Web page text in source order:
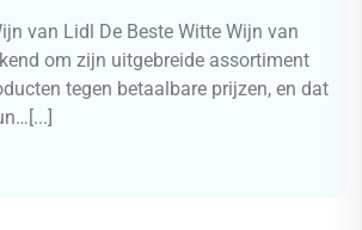
van Lidl De Beste Witte Wijn van
om zijn uitgebreide assortiment
tegen betaalbare prijzen, en dat